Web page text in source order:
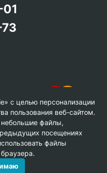
MARAZZI, ООО «Гамма
с целью персонализации
пользования веб-сайтом.
небольшие файлы,
посещениях
файлы